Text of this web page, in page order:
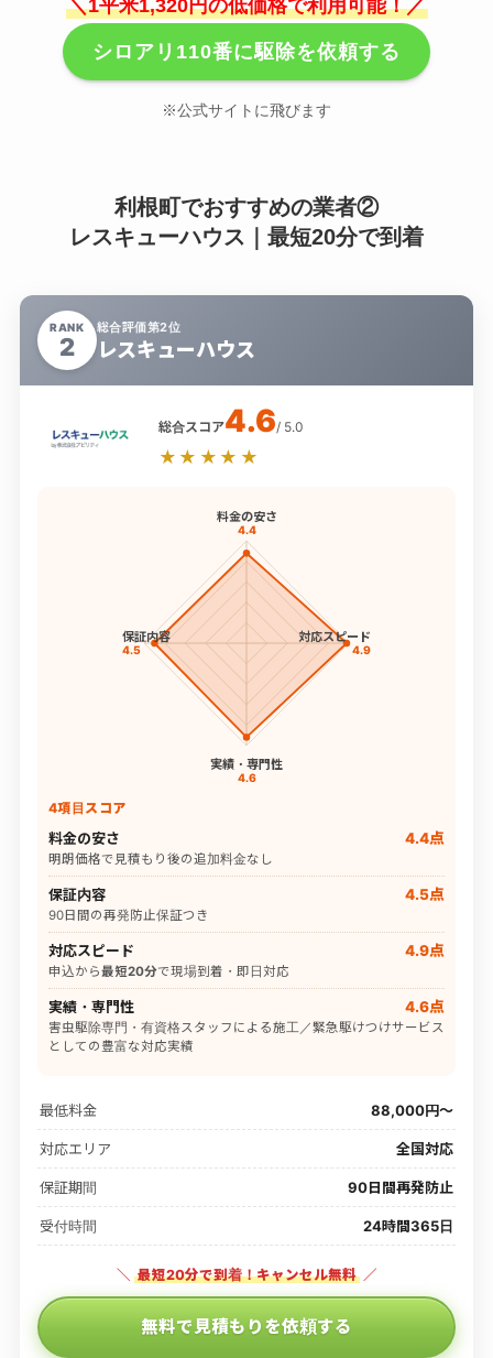
＼1平米1,320円の低価格で利用可能！／
シロアリ110番に駆除を依頼する
※公式サイトに飛びます
利根町でおすすめの業者②
レスキューハウス｜最短20分で到着
RANK
2
総合評価第2位
レスキューハウス
総合スコア4.6/ 5.0
★★★★★
料金の安さ
4.4
対応スピード
4.9
実績・専門性
4.6
保証内容
4.5
4項目スコア
料金の安さ 4.4点
明朗価格で見積もり後の追加料金なし
保証内容 4.5点
90日間の再発防止保証つき
対応スピード 4.9点
申込から最短20分で現場到着・即日対応
実績・専門性 4.6点
害虫駆除専門・有資格スタッフによる施工／緊急駆けつけサービス
としての豊富な対応実績
最低料金 88,000円〜
対応エリア 全国対応
保証期間 90日間再発防止
受付時間 24時間365日
＼ 最短20分で到着！キャンセル無料 ／
無料で見積もりを依頼する